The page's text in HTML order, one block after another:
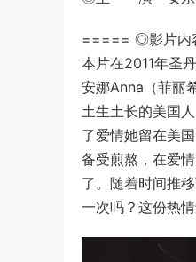
===== ◎影片内
本片在2011年圣
安娜Anna（菲丽
土生土长的美国
了爱情她留在美
备受煎熬，在爱
了。随着时间推
一次吗？这份热